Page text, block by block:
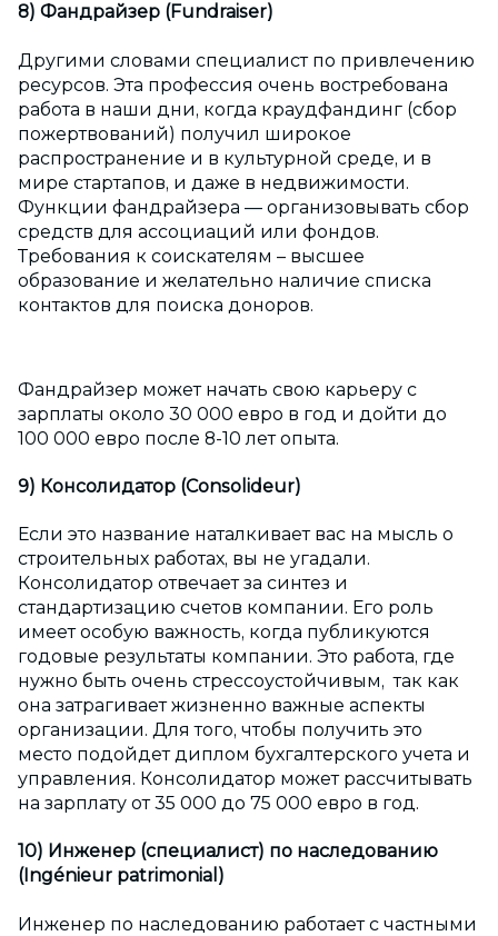
8) Фандрайзер (Fundraiser)
Другими словами специалист по привлечению
ресурсов. Эта профессия очень востребована
работа в наши дни, когда краудфандинг (сбор
пожертвований) получил широкое
распространение и в культурной среде, и в
мире стартапов, и даже в недвижимости.
Функции фандрайзера — организовывать сбор
средств для ассоциаций или фондов.
Требования к соискателям – высшее
образование и желательно наличие списка
контактов для поиска доноров.
Фандрайзер может начать свою карьеру с
зарплаты около 30 000 евро в год и дойти до
100 000 евро после 8-10 лет опыта.
9) Консолидатор (Consolideur)
Если это название наталкивает вас на мысль о
строительных работах, вы не угадали.
Консолидатор отвечает за синтез и
стандартизацию счетов компании. Его роль
имеет особую важность, когда публикуются
годовые результаты компании. Это работа, где
нужно быть очень стрессоустойчивым, так как
она затрагивает жизненно важные аспекты
организации. Для того, чтобы получить это
место подойдет диплом бухгалтерского учета и
управления. Консолидатор может рассчитывать
на зарплату от 35 000 до 75 000 евро в год.
10) Инженер (специалист) по наследованию
(Ingénieur patrimonial)
Инженер по наследованию работает с частными